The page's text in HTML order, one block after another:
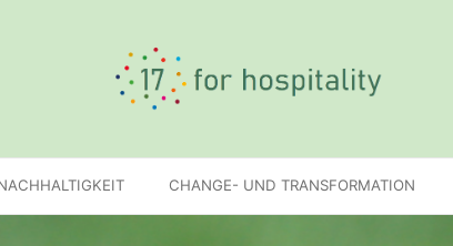
CHANGE- UND TRANSFORMATION